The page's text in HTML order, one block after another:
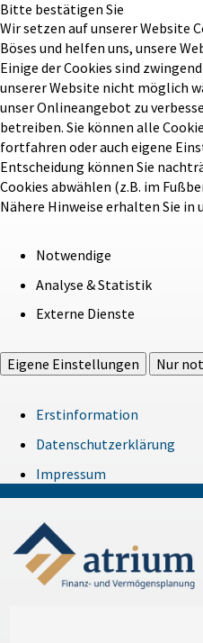
Bitte bestätigen Sie
Wir setzen auf unserer Website
Böses und helfen uns, unsere
Einige der Cookies sind
unserer Website nicht möglich
unser Onlineangebot zu
betreiben. Sie können alle
fortfahren oder auch eigene
Entscheidung können Sie
Cookies abwählen (z.B. im
Nähere Hinweise erhalten Sie
Notwendige
Analyse & Statistik
Externe Dienste
Eigene Einstellungen Nur
Erstinformation
Datenschutzerklärung
Impressum